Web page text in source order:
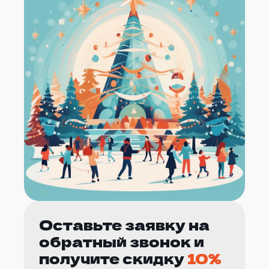
Оставьте заявку на
обратный звонок и
получите скидку10%